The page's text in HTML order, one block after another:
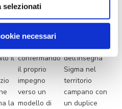
selezionati
necessari
il
la
Bilancio di
Sostenibilità
2025,
confermando
il proprio
impegno
verso un
modello di
Campania
presenza
dell’insegna
Sigma nel
territorio
campano con
un duplice